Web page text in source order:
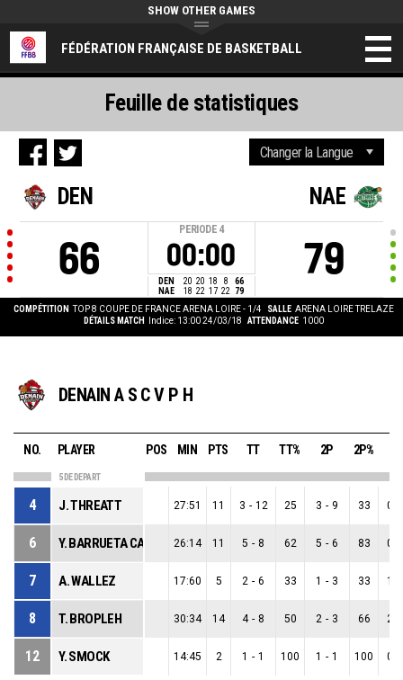
FÉDÉRATION FRANÇAISE DE BASKETBALL
SHOW OTHER GAMES
DEN
66
PERIODE 4
00:00
DEN 20 20 18 8
66
NAE
18 22 17 22 79
NAE
79
COMPÉTITION TOP 8 COUPE DE FRANCE ARENA LOIRE - 1/4 SALLE ARENA LOIRE TRELAZE
DÉTAILS MATCH
Indice: 13:00 24/03/18 ATTENDANCE 1000
Feuille de statistiques
DENAIN A S C V P H
NO. PLAYER POS MIN PTS TT TT% 2P 2P%
5 DE DEPART
4 J. THREATT 27:51 11 3 - 12 25 3 - 9 33 0
6 26:14 11 5 - 8 62 5 - 6 83 0
7 A. WALLEZ 17:60 5 2 - 6 33 1 - 3 33 1
8 T. BROPLEH 30:34 14 4 - 8 50 2 - 3 66 2
12 Y. SMOCK 14:45 2 1 - 1 100 1 - 1 100 0